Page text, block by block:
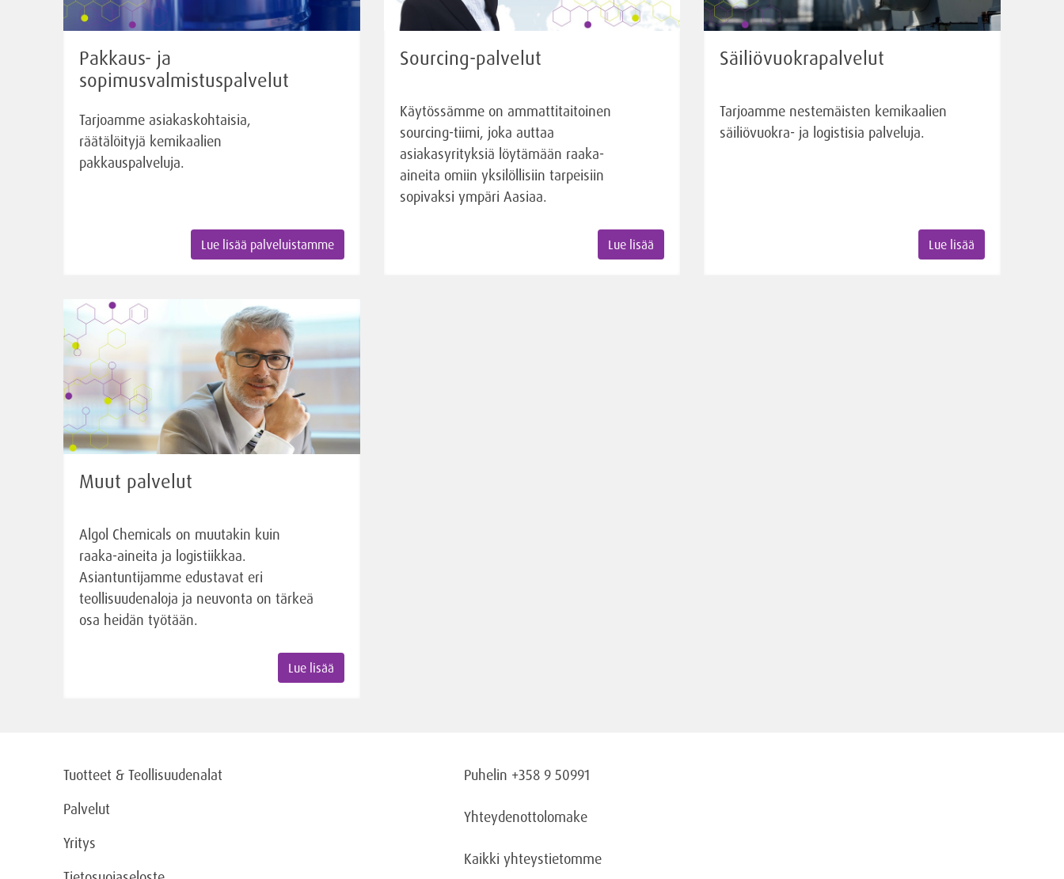
Pakkaus- ja
sopimusvalmistuspalvelut
Tarjoamme asiakaskohtaisia,
räätälöityjä kemikaalien
pakkauspalveluja.
Lue lisää palveluistamme
Sourcing-palvelut
Käytössämme on ammattitaitoinen
sourcing-tiimi, joka auttaa
asiakasyrityksiä löytämään raaka-
aineita omiin yksilöllisiin tarpeisiin
sopivaksi ympäri Aasiaa.
Lue lisää
Säiliövuokrapalvelut
Tarjoamme nestemäisten kemikaalien
säiliövuokra- ja logistisia palveluja.
Lue lisää
Muut palvelut
Algol Chemicals on muutakin kuin
raaka-aineita ja logistiikkaa.
Asiantuntijamme edustavat eri
teollisuudenaloja ja neuvonta on tärkeä
osa heidän työtään.
Lue lisää
Tuotteet & Teollisuudenalat
Palvelut
Yritys
Puhelin +358 9 50991
Yhteydenottolomake
Kaikki yhteystietomme